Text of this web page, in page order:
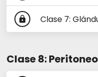
lock Clase 7:
Clase 8: Peritoneo